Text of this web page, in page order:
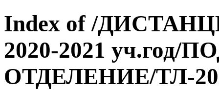
Index of /
2020-2021
ОТДЕЛЕНИЕ/ТЛ-